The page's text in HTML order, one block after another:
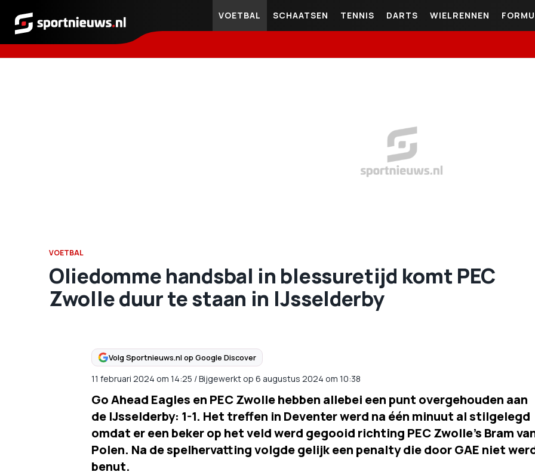
Sportnieuws.nl
VOETBAL SCHAATSEN TENNIS DARTS WIELRENNEN
VOETBAL
Oliedomme handsbal in blessuretijd komt PEC
Zwolle duur te staan in IJsselderby
Volg Sportnieuws.nl op Google Discover
11 februari 2024 om 14:25 /Bijgewerkt op 6 augustus 2024 om 10:38
Go Ahead Eagles en PEC Zwolle hebben allebei een punt overgehouden aan
de IJsselderby: 1-1. Het treffen in Deventer werd na één minuut al stilgelegd
omdat er een beker op het veld werd gegooid richting PEC Zwolle's Bram
Polen. Na de spelhervatting volgde gelijk een penalty die door GAE niet
benut.